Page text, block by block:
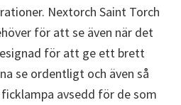
Nextorch Saint Torch
för att se även när det
för att ge ett brett
se ordentligt och även så
avsedd för de som